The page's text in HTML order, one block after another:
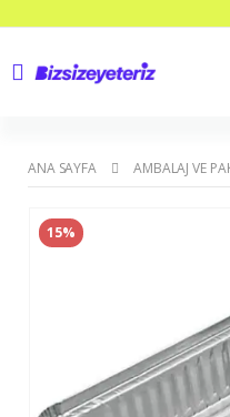
ANA SAYFA AMBALAJ VE
15%